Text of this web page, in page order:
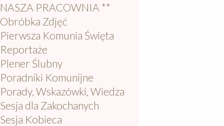
NASZA PRACOWNIA **
Obróbka Zdjęć
Pierwsza Komunia Święta
Reportaże
Plener Ślubny
Poradniki Komunijne
Porady, Wskazówki, Wiedza
Sesja dla Zakochanych
Sesja Kobieca